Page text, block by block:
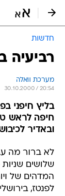
חדשות
רביעיה
מערכת וואלה
30.10.2000 / 20:54
בליץ חיפני
חיפה לראש
ובאדיר
לא ברור מה
שלושים
המדהים של
לפנטז,